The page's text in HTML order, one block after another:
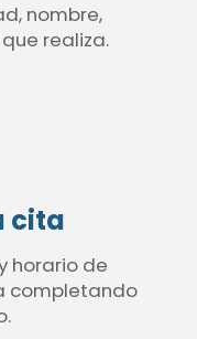
nombre,
realiza.
cita
horario de
completando